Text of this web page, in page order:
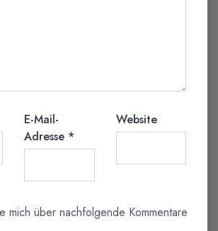
E-Mail-
Adresse *
Website
mich über nachfolgende Kommentare